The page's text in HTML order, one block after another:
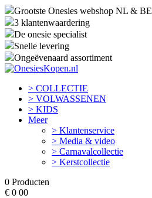
Grootste Onesies webshop NL & BE
3 klantenwaardering
De onesie specialist
Snelle levering
Ongeëvenaard assortiment
> COLLECTIE
> VOLWASSENEN
> KIDS
Meer
> Klantenservice
> Media & video
> Carnavalcollectie
> Kerstcollectie
0 Producten
€ 0 00